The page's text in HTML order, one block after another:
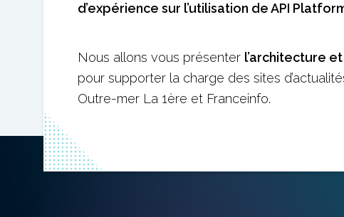
d’expérience sur l’utilisation de API
Nous allons vous présenter l’architecture
pour supporter la charge des sites
Outre-mer La 1ère et Franceinfo.